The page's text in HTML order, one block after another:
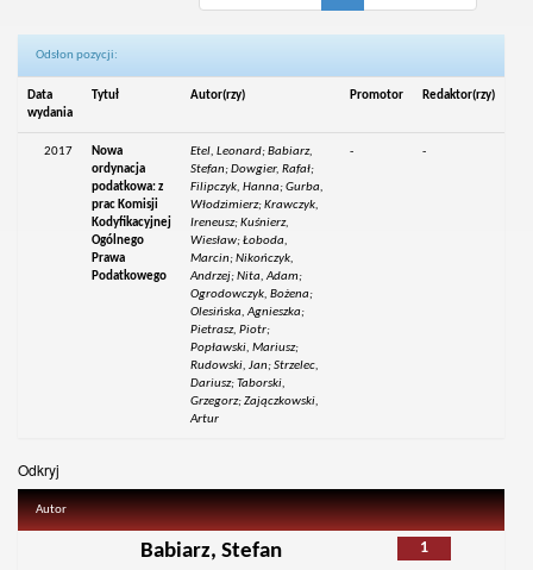
Odsłon pozycji:
Data
wydania
Tytuł Autor(rzy) Promotor Redaktor(rzy)
2017
Nowa
ordynacja
podatkowa: z
prac Komisji
Kodyfikacyjnej
Ogólnego
Prawa
Podatkowego
Etel, Leonard; Babiarz,
Stefan; Dowgier, Rafał;
Filipczyk, Hanna; Gurba,
Włodzimierz; Krawczyk,
Ireneusz; Kuśnierz,
Wiesław; Łoboda,
Marcin; Nikończyk,
Andrzej; Nita, Adam;
Ogrodowczyk, Bożena;
Olesińska, Agnieszka;
Pietrasz, Piotr;
Popławski, Mariusz;
Rudowski, Jan; Strzelec,
Dariusz; Taborski,
Grzegorz; Zajączkowski,
Artur
- -
Odkryj
Autor
1
Babiarz, Stefan